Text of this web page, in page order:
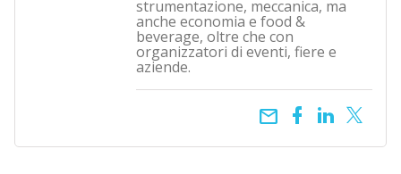
strumentazione, meccanica, ma
anche economia e food &
beverage, oltre che con
organizzatori di eventi, fiere e
aziende.
email